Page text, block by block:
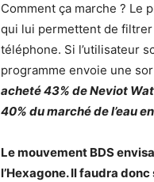
Comment ça marche ? Le
qui lui permettent de filtrer
téléphone. Si l’utilisateur
programme envoie une
acheté 43% de Neviot
40% du marché de l’eau
Le mouvement BDS
l’Hexagone. Il faudra